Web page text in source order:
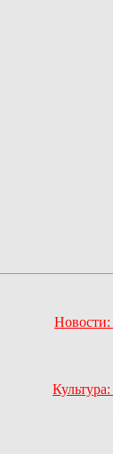
Новости:
Культура: